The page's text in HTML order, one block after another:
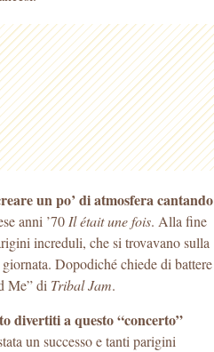
un po’ di atmosfera cantando
anni ’70 Il était une fois. Alla fine
increduli, che si trovavano sulla
Dopodiché chiede di battere
Me” di Tribal Jam.
divertiti a questo “concerto”
un successo e tanti parigini